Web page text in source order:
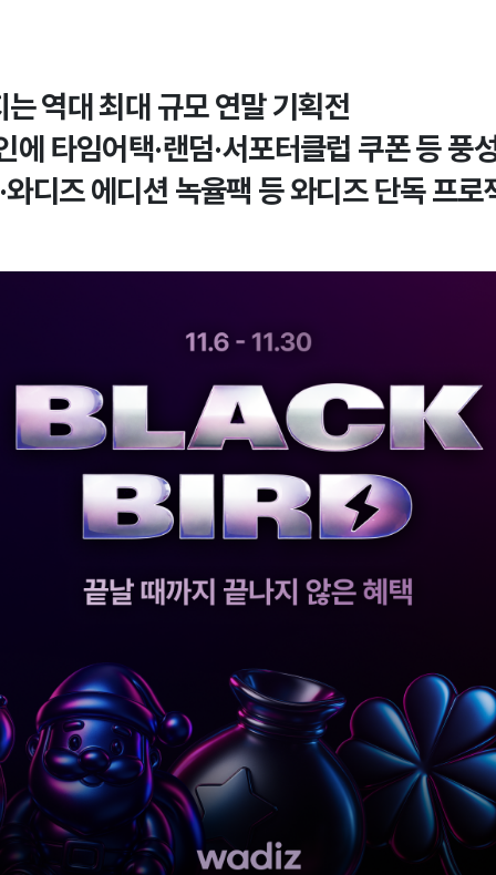
역대 최대 규모 연말 기획전
타임어택·랜덤·서포터클럽 쿠폰 등 풍
디즈 에디션 녹율팩 등 와디즈 단독 프로